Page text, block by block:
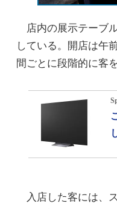
店内の展示テーブル
している。開店は午
間ごとに段階的に客
入店した客には、